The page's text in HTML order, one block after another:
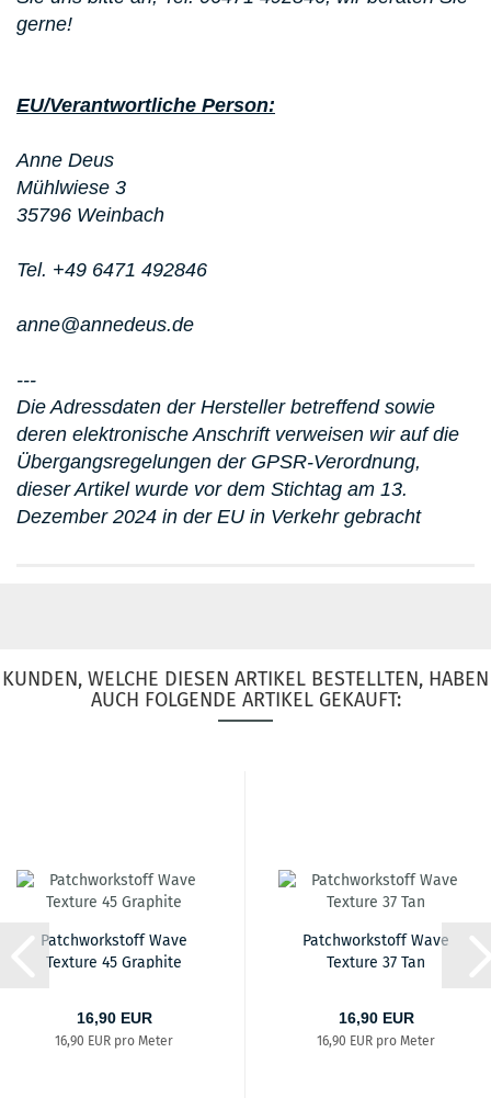
gerne!
EU/Verantwortliche Person:
Anne Deus
Mühlwiese 3
35796 Weinbach
Tel. +49 6471 492846
anne@annedeus.de
---
Die Adressdaten der Hersteller betreffend sowie
deren elektronische Anschrift verweisen wir auf die
Übergangsregelungen der GPSR-Verordnung,
dieser Artikel wurde vor dem Stichtag am 13.
Dezember 2024 in der EU in Verkehr gebracht
KUNDEN, WELCHE DIESEN ARTIKEL BESTELLTEN, HABEN
AUCH FOLGENDE ARTIKEL GEKAUFT:
Patchworkstoff Wave
Texture 45 Graphite
16,90 EUR
16,90 EUR pro Meter
Patchworkstoff Wave
Texture 37 Tan
16,90 EUR
16,90 EUR pro Meter